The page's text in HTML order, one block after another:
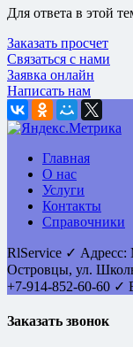
Для ответа в этой
Заказать просчет
Связаться с нами
Заявка онлайн
Написать нам
Главная
О нас
Услуги
Контакты
Справочники
RlService ✓ Адресс:
Островцы, ул.
+7-914-852-60-60 ✓
Заказать звонок